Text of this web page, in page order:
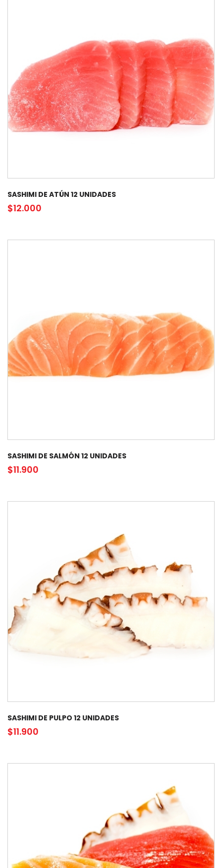
SASHIMI DE ATÚN 12 UNIDADES
$12.000
SASHIMI DE SALMÓN 12 UNIDADES
$11.900
SASHIMI DE PULPO 12 UNIDADES
$11.900